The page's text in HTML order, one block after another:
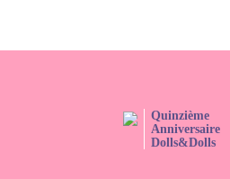
Quinzième
Anniversaire
Dolls&Dolls